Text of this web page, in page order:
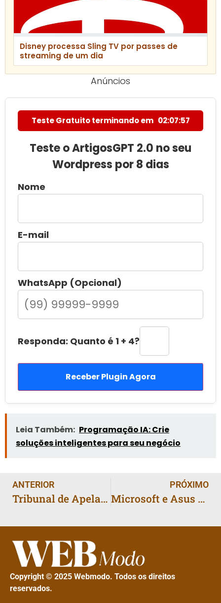
Disney processa Sling TV por passes de
streaming de um dia
Anúncios
Teste Gratuito terminando em 02:07:56
Teste o ArtigosGPT 2.0 no seu
Wordpress por 8 dias
Nome
E-mail
WhatsApp (Opcional)
Responda: Quanto é 1 + 4?
Receber Plugin Agora
Leia Também: Programação IA: Crie
soluções inteligentes para seu negócio
ANTERIOR
Tribunal de Apelações aponta possível inconstitucionalidade do NLRB e suspende processo contra a SpaceX
PRÓXIMO
Microsoft e Asus confirmam lançamento dos portáteis Xbox Ally para 16 de outubro
Copyright © 2025 Webmodo. Todos os direitos
reservados.